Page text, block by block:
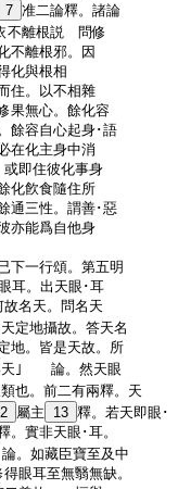
7 准二論釋。諸論
不離根説 問修
不離根邪。因
化與根相
住。以不相雜
果無心。餘化容
餘容自心起身･語
在化主身中消
即住彼化事身
化飮食隨住所
通三性。謂善･惡
亦能爲自他身
下一行頌。第五明
。出天眼･耳
名天。問名天
地攝故。答天名
地。皆是天故。所
天｣ 論。然天眼
也。前二有兩釋。天
屬主 13 釋。若天即眼･
。實非天眼･耳。
如藏臣寶至及中
耳至無翳無缺。